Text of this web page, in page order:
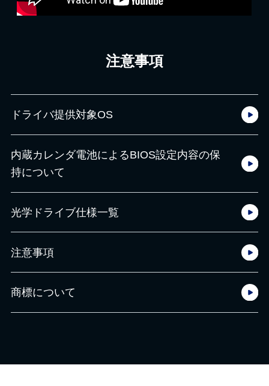
注意事項
ドライバ提供対象OS
注意事項
内蔵カレンダ電池によるBIOS設定内容の保
持について
商標について
光学ドライブ仕様一覧